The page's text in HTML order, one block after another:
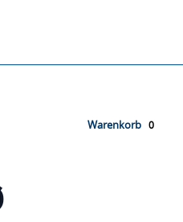
Warenkorb